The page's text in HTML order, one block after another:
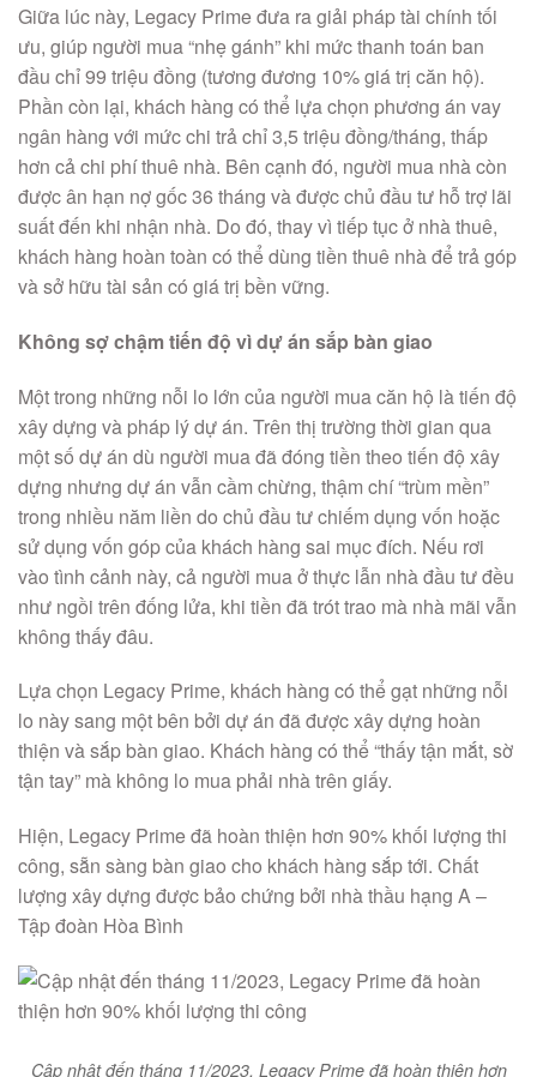
Giữa lúc này, Legacy Prime đưa ra giải pháp tài chính tối
ưu, giúp người mua “nhẹ gánh” khi mức thanh toán ban
đầu chỉ 99 triệu đồng (tương đương 10% giá trị căn hộ).
Phần còn lại, khách hàng có thể lựa chọn phương án vay
ngân hàng với mức chi trả chỉ 3,5 triệu đồng/tháng, thấp
hơn cả chi phí thuê nhà. Bên cạnh đó, người mua nhà còn
được ân hạn nợ gốc 36 tháng và được chủ đầu tư hỗ trợ lãi
suất đến khi nhận nhà. Do đó, thay vì tiếp tục ở nhà thuê,
khách hàng hoàn toàn có thể dùng tiền thuê nhà để trả góp
và sở hữu tài sản có giá trị bền vững.
Không sợ chậm tiến độ vì dự án sắp bàn giao
Một trong những nỗi lo lớn của người mua căn hộ là tiến độ
xây dựng và pháp lý dự án. Trên thị trường thời gian qua
một số dự án dù người mua đã đóng tiền theo tiến độ xây
dựng nhưng dự án vẫn cầm chừng, thậm chí “trùm mền”
trong nhiều năm liền do chủ đầu tư chiếm dụng vốn hoặc
sử dụng vốn góp của khách hàng sai mục đích. Nếu rơi
vào tình cảnh này, cả người mua ở thực lẫn nhà đầu tư đều
như ngồi trên đống lửa, khi tiền đã trót trao mà nhà mãi vẫn
không thấy đâu.
Lựa chọn Legacy Prime, khách hàng có thể gạt những nỗi
lo này sang một bên bởi dự án đã được xây dựng hoàn
thiện và sắp bàn giao. Khách hàng có thể “thấy tận mắt, sờ
tận tay” mà không lo mua phải nhà trên giấy.
Hiện, Legacy Prime đã hoàn thiện hơn 90% khối lượng thi
công, sẵn sàng bàn giao cho khách hàng sắp tới. Chất
lượng xây dựng được bảo chứng bởi nhà thầu hạng A –
Tập đoàn Hòa Bình
Cập nhật đến tháng 11/2023, Legacy Prime đã hoàn thiện hơn